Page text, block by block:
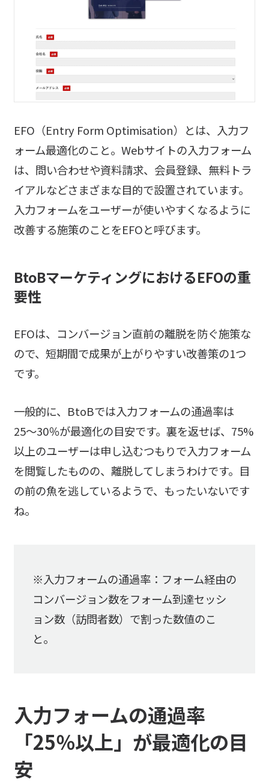
EFO（Entry Form Optimisation）とは、入力フ
ォーム最適化のこと。Webサイトの入力フォーム
は、問い合わせや資料請求、会員登録、無料トラ
イアルなどさまざまな目的で設置されています。
入力フォームをユーザーが使いやすくなるように
改善する施策のことをEFOと呼びます。
BtoBマーケティングにおけるEFOの重
要性
EFOは、コンバージョン直前の離脱を防ぐ施策な
ので、短期間で成果が上がりやすい改善策の1つ
です。
一般的に、BtoBでは入力フォームの通過率は
25〜30％が最適化の目安です。裏を返せば、75%
以上のユーザーは申し込むつもりで入力フォーム
を閲覧したものの、離脱してしまうわけです。目
の前の魚を逃しているようで、もったいないです
ね。
※入力フォームの通過率：フォーム経由の
コンバージョン数をフォーム到達セッシ
ョン数（訪問者数）で割った数値のこ
と。
入力フォームの通過率
「25％以上」が最適化の目
安